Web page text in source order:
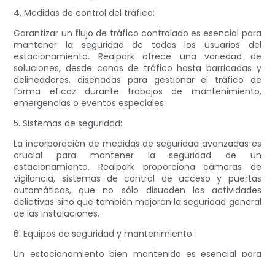
4. Medidas de control del tráfico:
Garantizar un flujo de tráfico controlado es esencial para
mantener la seguridad de todos los usuarios del
estacionamiento. Realpark ofrece una variedad de
soluciones, desde conos de tráfico hasta barricadas y
delineadores, diseñadas para gestionar el tráfico de
forma eficaz durante trabajos de mantenimiento,
emergencias o eventos especiales.
5. Sistemas de seguridad:
La incorporación de medidas de seguridad avanzadas es
crucial para mantener la seguridad de un
estacionamiento. Realpark proporciona cámaras de
vigilancia, sistemas de control de acceso y puertas
automáticas, que no sólo disuaden las actividades
delictivas sino que también mejoran la seguridad general
de las instalaciones.
6. Equipos de seguridad y mantenimiento.:
Un estacionamiento bien mantenido es esencial para